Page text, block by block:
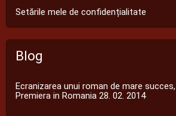
Setările mele de confidențialitate
Blog
Ecranizarea unui roman de mare succes,
Premiera in Romania 28. 02. 2014